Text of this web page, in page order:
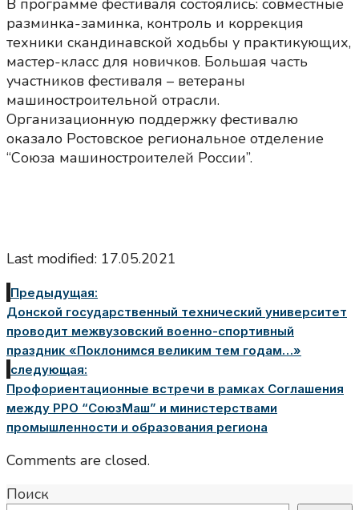
В программе фестиваля состоялись: совместные
разминка-заминка, контроль и коррекция
техники скандинавской ходьбы у практикующих,
мастер-класс для новичков. Большая часть
участников фестиваля – ветераны
машиностроительной отрасли.
Организационную поддержку фестивалю
оказало Ростовское региональное отделение
“Союза машиностроителей России”.
Last modified: 17.05.2021
Предыдущая:
Донской государственный технический университет
проводит межвузовский военно-спортивный
праздник «Поклонимся великим тем годам…»
следующая:
Профориентационные встречи в рамках Соглашения
между РРО “СоюзМаш” и министерствами
промышленности и образования региона
Comments are closed.
Поиск